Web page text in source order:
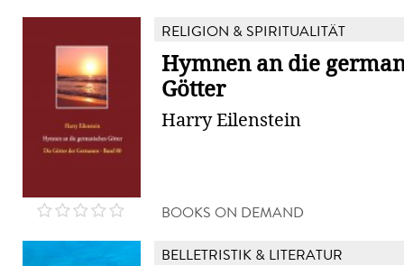
RELIGION & SPIRITUALITÄT
Hymnen an die
Götter
Harry Eilenstein
BOOKS ON DEMAND
BELLETRISTIK & LITERATUR